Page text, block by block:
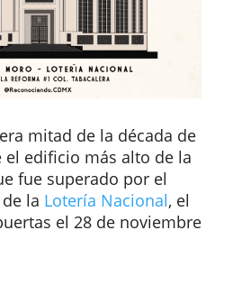
mitad de la década de
el edificio más alto de la
fue superado por el
de la Lotería Nacional, el
el 28 de noviembre